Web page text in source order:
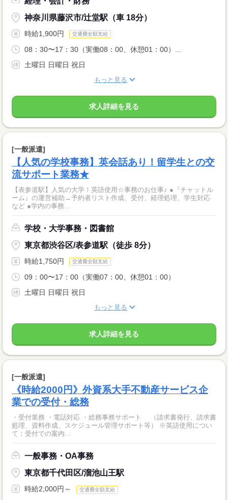
神奈川県藤沢市/辻堂駅（車 18分）
時給1,900円 交通費全額支給
08：30〜17：30（実働08：00、休憩01：00）...
土曜日 日曜日 祝日
もっと見る
求人詳細を見る
[一般派遣]
【人気の学校事務】英会話あり！留学生との交
流サポート業務★
【表参道駅】人気の大学！英語使用☆事務のお仕事♪ ●『チャットル
ーム』の運営補助→予約者リスト作成、受付、経理処理、学生対応
など ●学内の事務...
学校・大学事務・図書館
東京都渋谷区/表参道駅（徒歩 8分）
時給1,750円 交通費全額支給
09：00〜17：00（実働07：00、休憩01：00）
土曜日 日曜日 祝日
もっと見る
求人詳細を見る
[一般派遣]
《時給2000円》外資系大手不動産サービス企
業での受付・総務
・受付業務 ・電話対応 ・総務事務サポート （請求書発行、請求書
処理、資料作成、スケジュール管理サポート等） ※英語使用につい
て：受付での案内...
一般事務・OA事務
東京都千代田区/溜池山王駅
時給2,000円～ 交通費全額支給